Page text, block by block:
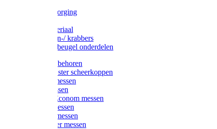
Klauwverzorging
Injectiemateriaal
Hoefmessen-/ krabbers
Hoefbekapbeugel onderdelen
Messen toebehoren
Moser & Oster scheerkoppen
Hauptner messen
Liscop messen
Aesculap/Econom messen
Heiniger messen
Constanta messen
FarmClipper messen